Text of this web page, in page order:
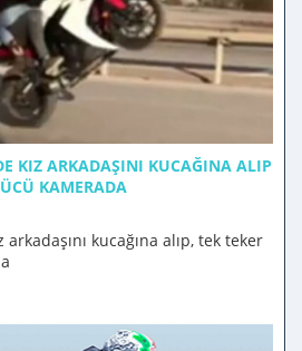
KIZ ARKADAŞINI KUCAĞINA ALIP
KAMERADA
kucağına alıp, tek teker